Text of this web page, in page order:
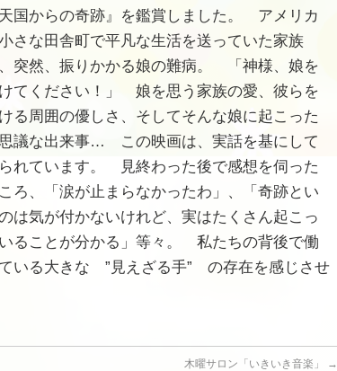
天国からの奇跡』を鑑賞しました。 アメリカ
さな田舎町で平凡な生活を送っていた家族
突然、振りかかる娘の難病。 「神様、娘を
てください！」 娘を思う家族の愛、彼らを
る周囲の優しさ、そしてそんな娘に起こった
議な出来事… この映画は、実話を基にして
れています。 見終わった後で感想を伺った
ろ、「涙が止まらなかったわ」、「奇跡とい
は気が付かないけれど、実はたくさん起こっ
ることが分かる」等々。 私たちの背後で働
いる大きな ”見えざる手” の存在を感じさせ
木曜サロン「いきいき音楽」 →